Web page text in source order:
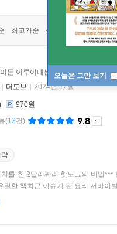
오늘은 그만 보기
최고가순 상품명순
든 이루어내는 95:5의 법칙
더토브 2024년 12월
970원
(13건) 9.8
를 한 2달러짜리 핫도그의 비밀***
일한 책최근 이슈가 된 요리 서바이